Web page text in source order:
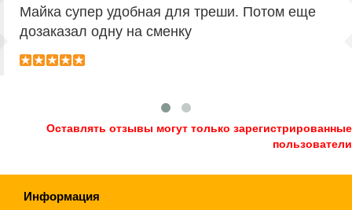
Майка супер удобная для треши. Потом еще
дозаказал одну на сменку
Оставлять отзывы могут только зарегистрированные
пользователи
Информация